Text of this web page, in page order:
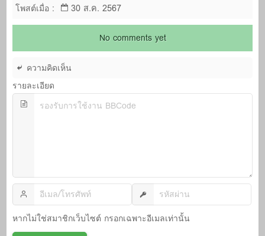
โพสต์เมื่อ :
30 ส.ค. 2567
No comments yet
ความคิดเห็น
รายละเอียด
หากไม่ใช่สมาชิกเว็บไซต์ กรอกเฉพาะอีเมลเท่านั้น